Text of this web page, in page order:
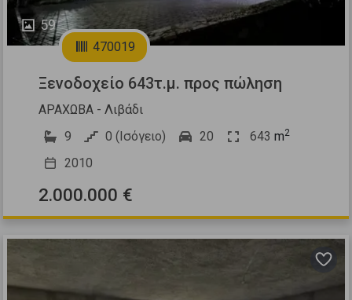
59
470019
Ξενοδοχείο 643τ.μ. προς πώληση
ΑΡΑΧΩΒΑ - Λιβάδι
9
0 (Ισόγειο) 20 643 m2
2010
2.000.000 €